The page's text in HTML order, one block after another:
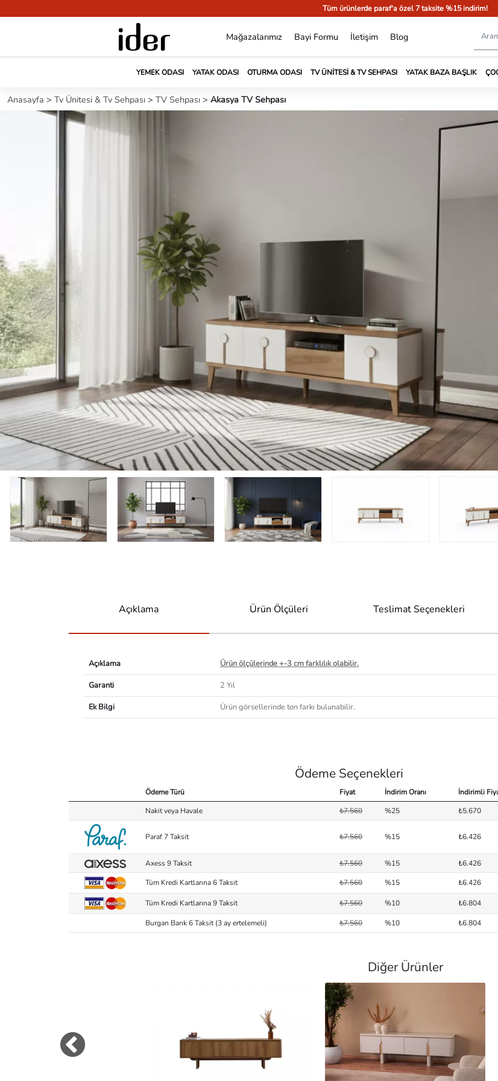
Tüm ürünlerde paraf'a özel 7 taksite %15 indirim!
Mağazalarımız Bayi Formu İletişim Blog
YEMEK ODASI YATAK ODASI OTURMA ODASI TV ÜNITESI & TV SEHPASI YATAK BAZA BAŞLIK
Anasayfa > Tv Ünitesi & Tv Sehpası > TV Sehpası > Akasya TV Sehpası
Açıklama Ürün Ölçüleri Teslimat Seçenekleri
Açıklama
Ürün ölçülerinde +-3 cm farklılık olabilir.
Garanti
2 Yıl
Ek Bilgi
Ürün görsellerinde ton farkı bulunabilir.
Ödeme Seçenekleri
Ödeme Türü Fiyat İndirim Oranı İndirimli
Nakit veya Havale
₺7.560 %25 ₺5.670
Paraf 7 Taksit ₺7.560 %15 ₺6.426
Axess 9 Taksit ₺7.560 %15 ₺6.426
Tüm Kredi Kartlarına 6 Taksit
₺7.560 %15 ₺6.426
Tüm Kredi Kartlarına 9 Taksit ₺7.560 %10 ₺6.804
Burgan Bank 6 Taksit (3 ay ertelemeli) ₺7.560 %10 ₺6.804
Diğer Ürünler